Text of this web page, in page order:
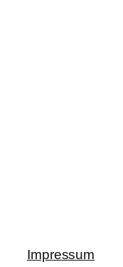
Impressum